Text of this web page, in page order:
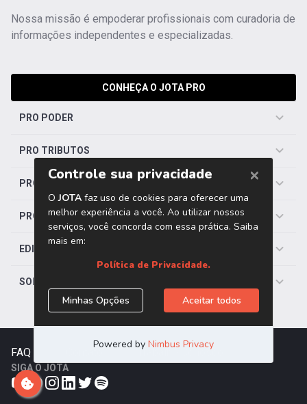
Nossa missão é empoderar profissionais com curadoria de
informações independentes e especializadas.
CONHEÇA O JOTA PRO
PRO PODER
PRO TRIBUTOS
PRO TRABALHISTA
PRO SAÚDE
EDITORIAS
SOBRE O JOTA
FAQ Trabalhe Conosco
SIGA O JOTA